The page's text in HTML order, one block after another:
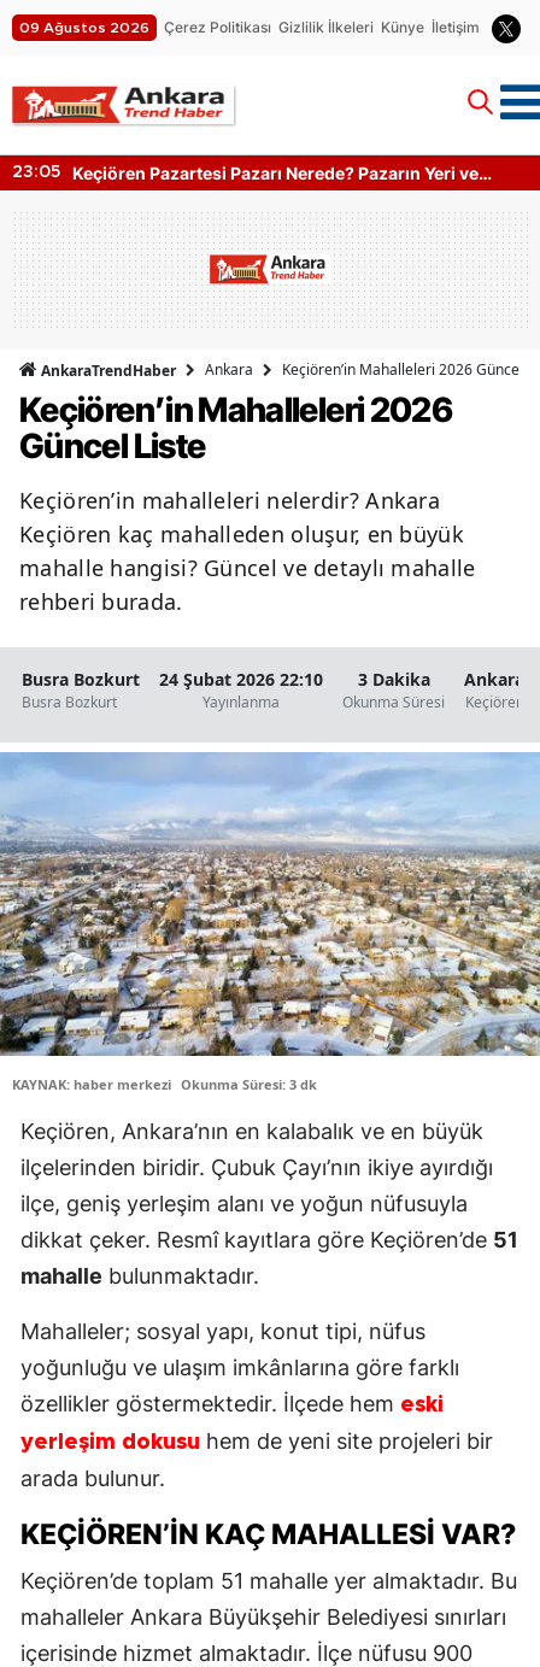
09 Ağustos 2026 Çerez Politikası Gizlilik İlkeleri Künye İletişim
23:05
Keçiören Pazartesi Pazarı Nerede? Pazarın Yeri ve
AnkaraTrendHaber Ankara Keçiören’in Mahalleleri 2026 Güncel
Keçiören’in Mahalleleri 2026
Güncel Liste
Keçiören’in mahalleleri nelerdir? Ankara
Keçiören kaç mahalleden oluşur, en büyük
mahalle hangisi? Güncel ve detaylı mahalle
rehberi burada.
Busra Bozkurt
Busra Bozkurt
24 Şubat 2026 22:10
Yayınlanma
3 Dakika
Okunma Süresi
Ankara
Keçiören
KAYNAK: haber merkezi Okunma Süresi: 3 dk
Keçiören, Ankara’nın en kalabalık ve en büyük
ilçelerinden biridir. Çubuk Çayı’nın ikiye ayırdığı
ilçe, geniş yerleşim alanı ve yoğun nüfusuyla
dikkat çeker. Resmî kayıtlara göre Keçiören’de 51
mahalle bulunmaktadır.
Mahalleler; sosyal yapı, konut tipi, nüfus
yoğunluğu ve ulaşım imkânlarına göre farklı
özellikler göstermektedir. İlçede hem eski
yerleşim dokusu hem de yeni site projeleri bir
arada bulunur.
KEÇIÖREN’IN KAÇ MAHALLESI VAR?
Keçiören’de toplam 51 mahalle yer almaktadır. Bu
mahalleler Ankara Büyükşehir Belediyesi sınırları
içerisinde hizmet almaktadır. İlçe nüfusu 900